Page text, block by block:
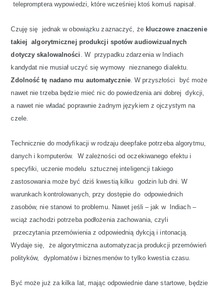
telepromptera wypowiedzi, które wcześniej ktoś komuś napisał.
Czuję się jednak w obowiązku zaznaczyć, że kluczowe znaczenie
takiej algorytmicznej produkcji spotów audiowizualnych
dotyczy skalowalności . W przypadku zdarzenia w Indiach
kandydat nie musiał uczyć się wymowy nieznanego dialektu.
Zdolność tę nadano mu automatycznie. W przyszłości być może
nawet nie trzeba będzie mieć nic do powiedzenia ani dobrej dykcji,
a nawet nie władać poprawnie żadnym językiem z ojczystym na
czele.
Technicznie do modyfikacji w rodzaju deepfake potrzeba algorytmu,
danych i komputerów. W zależności od oczekiwanego efektu i
specyfiki, uczenie modelu sztucznej inteligencji takiego
zastosowania może być dziś kwestią kilku godzin lub dni. W
warunkach kontrolowanych, przy dostępie do odpowiednich
zasobów, nie stanowi to problemu. Nawet jeśli – jak w Indiach –
wciąż zachodzi potrzeba podłożenia zachowania, czyli
przeczytania przemówienia z odpowiednią dykcją i intonacją.
Wydaje się, że algorytmiczna automatyzacja produkcji przemówień
polityków, dyplomatów i biznesmenów to tylko kwestia czasu.
Być może już za kilka lat, mając odpowiednie dane startowe, będzie